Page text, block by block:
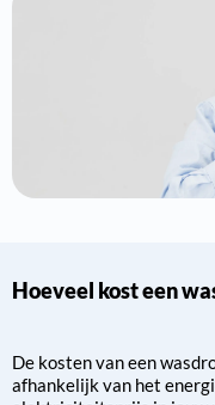
Hoeveel kost een
De kosten van een
afhankelijk van het